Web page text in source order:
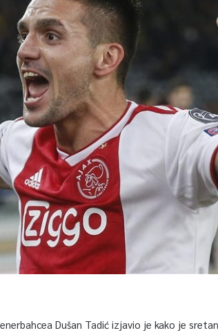
Dušan Tadić izjavio je kako je